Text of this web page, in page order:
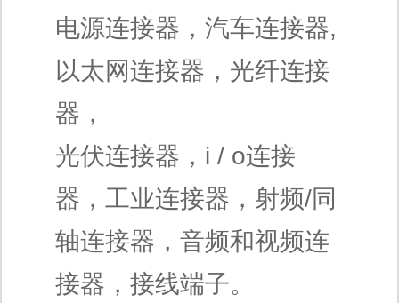
电源连接器，汽车连接器,
以太网连接器，光纤连接
器，
光伏连接器，i / o连接
器，工业连接器，射频/同
轴连接器，音频和视频连
接器，接线端子。